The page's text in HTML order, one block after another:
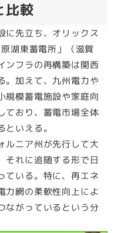
比較
に先立ち、オリックス
湖東蓄電所」（滋賀
ンフラの再構築は関西
。加えて、九州電力や
規模蓄電施設や家庭向
ており、蓄電市場全体
いえる。
ルニア州が先行して大
それに追随する形で日
ている。特に、再エネ
力網の柔軟性向上によ
ながっているという分